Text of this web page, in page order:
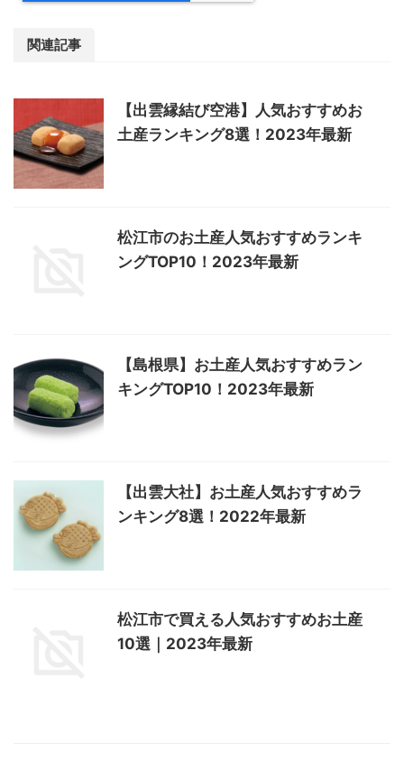
関連記事
【出雲縁結び空港】人気おすすめお
土産ランキング8選！2023年最新
松江市のお土産人気おすすめランキ
ングTOP10！2023年最新
【島根県】お土産人気おすすめラン
キングTOP10！2023年最新
【出雲大社】お土産人気おすすめラ
ンキング8選！2022年最新
松江市で買える人気おすすめお土産
10選｜2023年最新